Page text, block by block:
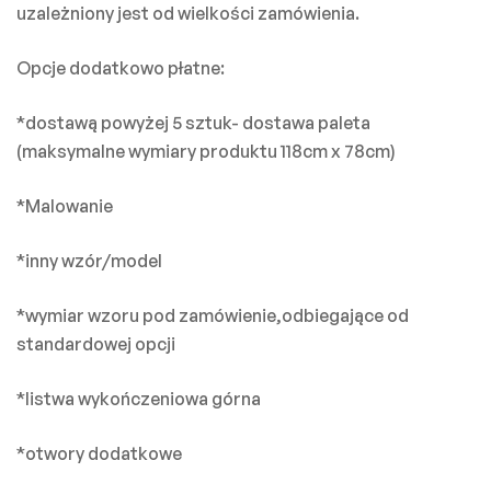
uzależniony jest od wielkości zamówienia.
Opcje dodatkowo płatne:
*dostawą powyżej 5 sztuk- dostawa paleta
(maksymalne wymiary produktu 118cm x 78cm)
*Malowanie
*inny wzór/model
*wymiar wzoru pod zamówienie,odbiegające od
standardowej opcji
*listwa wykończeniowa górna
*otwory dodatkowe